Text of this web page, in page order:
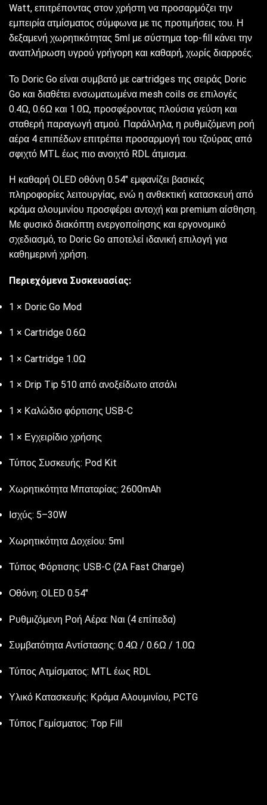
Watt, επιτρέποντας στον χρήστη να προσαρμόζει την
εμπειρία ατμίσματος σύμφωνα με τις προτιμήσεις του. Η
δεξαμενή χωρητικότητας 5ml με σύστημα top-fill κάνει την
αναπλήρωση υγρού γρήγορη και καθαρή, χωρίς διαρροές.
Το Doric Go είναι συμβατό με cartridges της σειράς Doric
Go και διαθέτει ενσωματωμένα mesh coils σε επιλογές
0.4Ω, 0.6Ω και 1.0Ω, προσφέροντας πλούσια γεύση και
σταθερή παραγωγή ατμού. Παράλληλα, η ρυθμιζόμενη ροή
αέρα 4 επιπέδων επιτρέπει προσαρμογή του τζούρας από
σφιχτό MTL έως πιο ανοιχτό RDL άτμισμα.
Η καθαρή OLED οθόνη 0.54″ εμφανίζει βασικές
πληροφορίες λειτουργίας, ενώ η ανθεκτική κατασκευή από
κράμα αλουμινίου προσφέρει αντοχή και premium αίσθηση.
Με φυσικό διακόπτη ενεργοποίησης και εργονομικό
σχεδιασμό, το Doric Go αποτελεί ιδανική επιλογή για
καθημερινή χρήση.
Περιεχόμενα Συσκευασίας:
1 × Doric Go Mod
1 × Cartridge 0.6Ω
1 × Cartridge 1.0Ω
1 × Drip Tip 510 από ανοξείδωτο ατσάλι
1 × Καλώδιο φόρτισης USB-C
1 × Εγχειρίδιο χρήσης
Τύπος Συσκευής: Pod Kit
Χωρητικότητα Μπαταρίας: 2600mAh
Ισχύς: 5–30W
Χωρητικότητα Δοχείου: 5ml
Τύπος Φόρτισης: USB-C (2A Fast Charge)
Οθόνη: OLED 0.54″
Ρυθμιζόμενη Ροή Αέρα: Ναι (4 επίπεδα)
Συμβατότητα Αντίστασης: 0.4Ω / 0.6Ω / 1.0Ω
Τύπος Ατμίσματος: MTL έως RDL
Υλικό Κατασκευής: Κράμα Αλουμινίου, PCTG
Τύπος Γεμίσματος: Top Fill